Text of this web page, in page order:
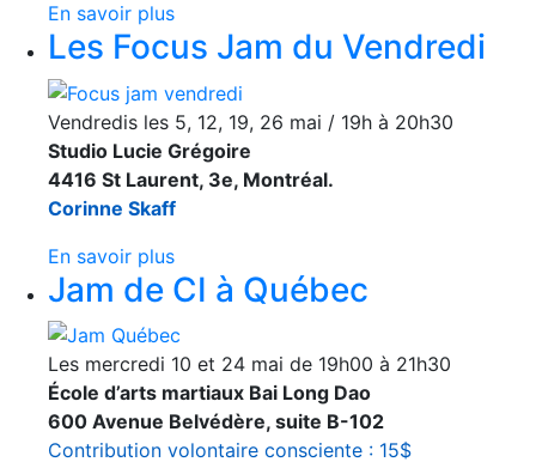
En savoir plus
Les Focus Jam du Vendredi
Vendredis les 5, 12, 19, 26 mai / 19h à 20h30
Studio Lucie Grégoire
4416 St Laurent, 3e, Montréal.
Corinne Skaff
En savoir plus
Jam de CI à Québec
Les mercredi 10 et 24 mai de 19h00 à 21h30
École d’arts martiaux Bai Long Dao
600 Avenue Belvédère, suite B-102
Contribution volontaire consciente : 15$